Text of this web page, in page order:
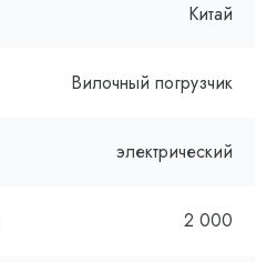
Китай
Вилочный погрузчик
электрический
2 000